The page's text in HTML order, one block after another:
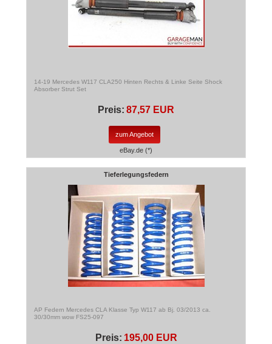
14-19 Mercedes W117 CLA250 Hinten Rechts & Linke Seite Shock
Absorber Strut Set
Preis: 87,57 EUR
zum Angebot
eBay.de (*)
Tieferlegungsfedern
AP Federn Mercedes CLA Klasse Typ W117 ab Bj. 03/2013 ca.
30/30mm wow FS25-097
Preis: 195,00 EUR